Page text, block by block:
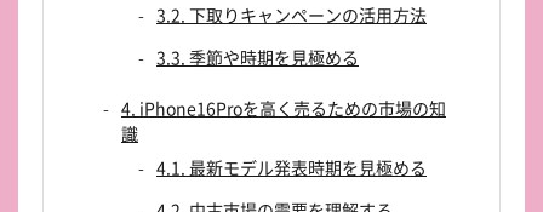
3.2. 下取りキャンペーンの活用方法
3.3. 季節や時期を見極める
4. iPhone16Proを高く売るための市場の知
識
4.1. 最新モデル発表時期を見極める